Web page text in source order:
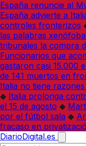
España renuncie al
España advierte a
controles fronterizos
las palabras
tribunales la compra
Funcionarios que
gastaron casi 15.000
de 141 muertos en
Italia no tiene
◆ Italia prolonga
el 15 de agosto ◆
por el fútbol sala ◆
fracaso en
DiarioDigital.es